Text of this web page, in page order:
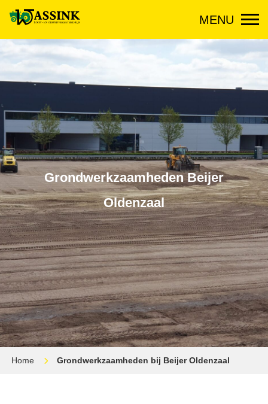
MENU
Grondwerkzaamheden Beijer
Oldenzaal
Home Grondwerkzaamheden bij Beijer Oldenzaal